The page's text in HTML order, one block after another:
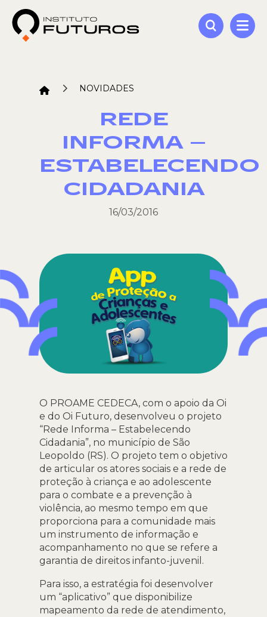
NOVIDADES
REDE
INFORMA –
ESTABELECENDO
CIDADANIA
16/03/2016
O PROAME CEDECA, com o apoio da Oi
e do Oi Futuro, desenvolveu o projeto
“Rede Informa – Estabelecendo
Cidadania”, no município de São
Leopoldo (RS). O projeto tem o objetivo
de articular os atores sociais e a rede de
proteção à criança e ao adolescente
para o combate e a prevenção à
violência, ao mesmo tempo em que
proporciona para a comunidade mais
um instrumento de informação e
acompanhamento no que se refere a
garantia de direitos infanto-juvenil.
Para isso, a estratégia foi desenvolver
um “aplicativo” que disponibilize
mapeamento da rede de atendimento,